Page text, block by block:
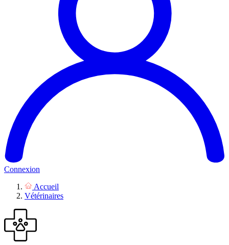
Connexion
Accueil
Vétérinaires